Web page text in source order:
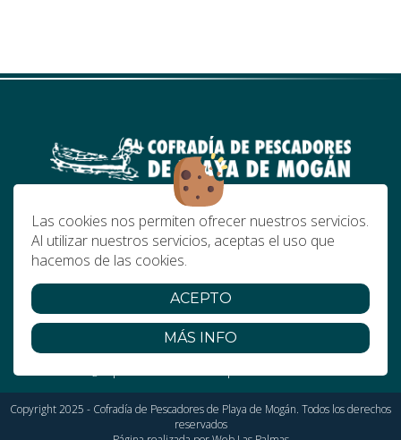
Las cookies nos permiten ofrecer nuestros servicios.
Al utilizar nuestros servicios, aceptas el uso que
hacemos de las cookies.
ACEPTO
MÁS INFO
cofradia.mogan@hotmail.es
DARSENA PESQUERA S/Nº.- 35138 PLAYA DE
MOGAN (MOGAN).
647391023-660824895
Copyright 2025 - Cofradía de Pescadores de Playa de Mogán. Todos los derechos
reservados